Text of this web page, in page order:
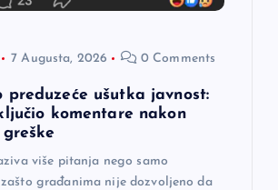
7 Augusta, 2026 0 Comments
preduzeće ušutka javnost:
komentare nakon
više pitanja nego samo
zašto građanima nije dozvoljeno da